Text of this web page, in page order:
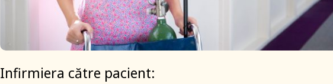
Infirmiera către pacient: